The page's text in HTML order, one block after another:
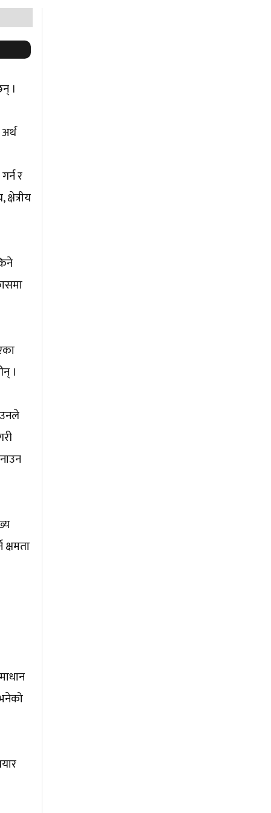
।
र
।
क्षमता